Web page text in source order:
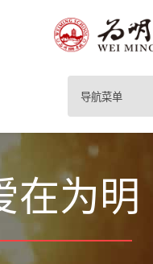
导航菜单
在为明